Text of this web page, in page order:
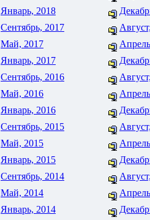
Январь, 2018
Сентябрь, 2017
Май, 2017
Январь, 2017
Сентябрь, 2016
Май, 2016
Январь, 2016
Сентябрь, 2015
Май, 2015
Январь, 2015
Сентябрь, 2014
Май, 2014
Январь, 2014